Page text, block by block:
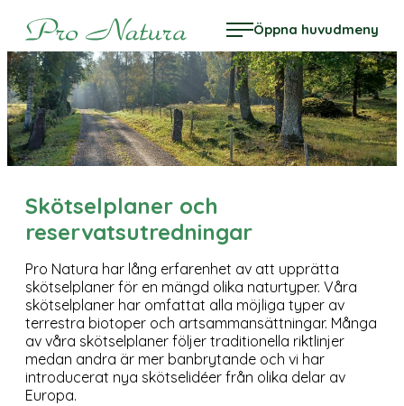
Hoppa
innehåll
Pro Natura Öppna huvudmeny
Skötselplaner och
reservatsutredningar
Pro Natura har lång erfarenhet av att upprätta
skötselplaner för en mängd olika naturtyper. Våra
skötselplaner har omfattat alla möjliga typer av
terrestra biotoper och artsammansättningar. Många
av våra skötselplaner följer traditionella riktlinjer
medan andra är mer banbrytande och vi har
introducerat nya skötselidéer från olika delar av
Europa.